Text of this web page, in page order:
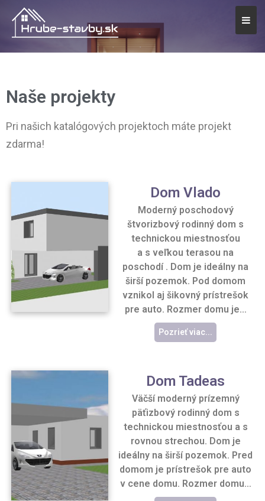
Naše projekty
Pri našich katalógových projektoch máte projekt
zdarma!
Dom Vlado
Moderný poschodový
štvorizbový rodinný dom s
technickou miestnosťou
a s veľkou terasou na
poschodí . Dom je ideálny na
širší pozemok. Pod domom
vznikol aj šikovný prístrešok
pre auto. Rozmer domu je…
Pozrieť viac...
Dom Tadeas
Väčší moderný prízemný
päťizbový rodinný dom s
technickou miestnosťou a s
rovnou strechou. Dom je
ideálny na širší pozemok. Pred
domom je prístrešok pre auto
v cene domu. Rozmer domu…